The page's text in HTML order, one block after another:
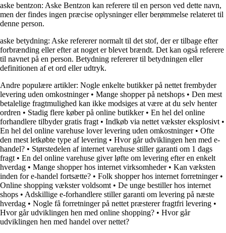
aske bentzon: Aske Bentzon kan referere til en person ved dette navn,
men der findes ingen præcise oplysninger eller berømmelse relateret til
denne person.
aske betydning: Aske refererer normalt til det stof, der er tilbage efter
forbrænding eller efter at noget er blevet brændt. Det kan også referere
til navnet på en person. Betydning refererer til betydningen eller
definitionen af et ord eller udtryk.
Andre populære artikler: Nogle enkelte butikker på nettet frembyder
levering uden omkostninger• Mange shopper på netshops • Den mest
betalelige fragtmulighed kan ikke modsiges at være at du selv henter
ordren • Stadig flere køber på online butikker• En hel del online
forhandlere tilbyder gratis fragt • Indkøb via nettet vækster eksplosivt •
En hel del online varehuse lover levering uden omkostninger• Ofte
den mest letkøbte type af levering • Hvor går udviklingen hen med e-
handel? • Størstedelen af internet varehuse stiller garanti om 1 dags
fragt • En del online varehuse giver løfte om levering efter en enkelt
hverdag • Mange shopper hos internet virksomheder• Kan væksten
inden for e-handel fortsætte? • Folk shopper hos internet forretninger•
Online shopping vækster voldsomt • De unge bestiller hos internet
shops • Adskillige e-forhandlere stiller garanti om levering på næste
hverdag • Nogle få forretninger på nettet præsterer fragtfri levering •
Hvor går udviklingen hen med online shopping? • Hvor går
udviklingen hen med handel over nettet?